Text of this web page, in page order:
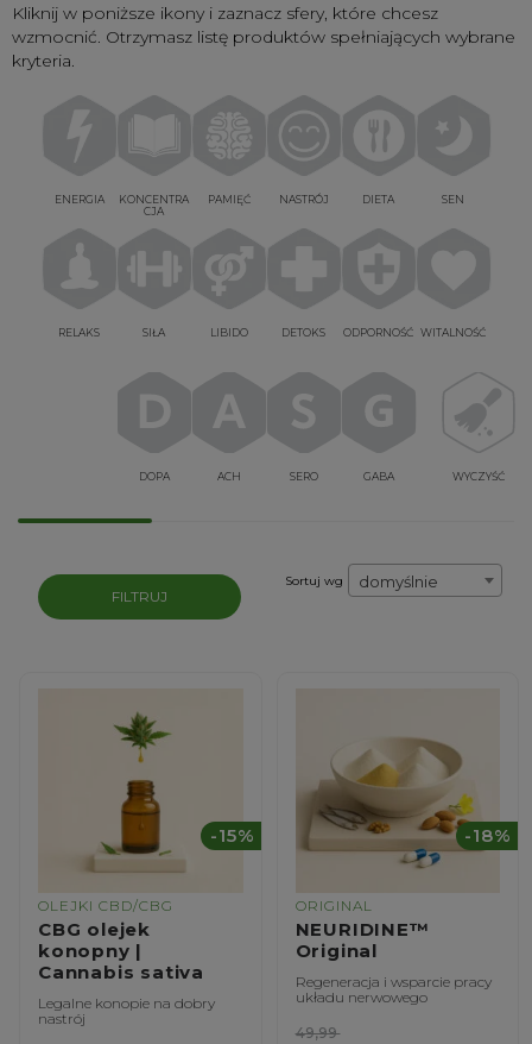
Kliknij w poniższe ikony i zaznacz sfery, które chcesz
wzmocnić. Otrzymasz listę produktów spełniających wybrane
kryteria.
ENERGIA
KONCENTRA
CJA
PAMIĘĆ NASTRÓJ DIETA SEN
RELAKS SIŁA LIBIDO DETOKS ODPORNOŚĆ WITALNOŚĆ
DOPA ACH SERO GABA WYCZYŚĆ
FILTRUJ
Sortuj wg domyślnie
OLEJKI CBD/CBG
CBG olejek
konopny |
Cannabis sativa
Legalne konopie na dobry
nastrój
-15%
ORIGINAL
NEURIDINE™
Original
Regeneracja i wsparcie pracy
układu nerwowego
-18%
49,99